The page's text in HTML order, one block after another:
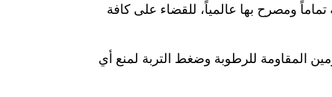
ومصرح بها عالمياً، للقضاء على كافة
المقاومة للرطوبة وضغط التربة لمنع أي